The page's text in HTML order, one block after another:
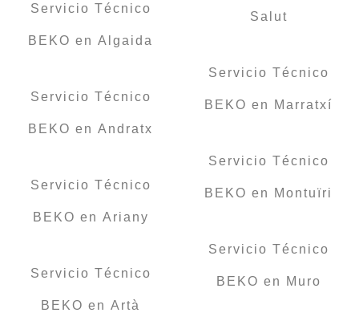
Servicio Técnico
BEKO en Algaida
Servicio Técnico
BEKO en Andratx
Servicio Técnico
BEKO en Ariany
Servicio Técnico
BEKO en Artà
Salut
Servicio Técnico
BEKO en Marratxí
Servicio Técnico
BEKO en Montuïri
Servicio Técnico
BEKO en Muro